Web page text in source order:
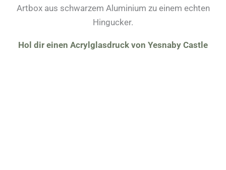
Artbox aus schwarzem Aluminium zu einem echten
Hingucker.
Hol dir einen Acrylglasdruck von Yesnaby Castle